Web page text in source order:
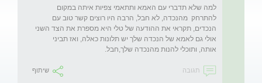
למה שלא תדברי עם האמא ותתאמי צפיות איתה במקום
להתרחק  מהנכדה, לא חבל, הרבה היו רוצים קשר טוב עם
הנכדים, תקראי את ההודעה של טלי היא מספרת את הצד השני
אולי גם לאמא של הנכדה שלך יש תלונות כאלה, ואז תביני
אותה, ותוכלי להנות מהנכדה שלך,חבל.
תגובה שיתוף